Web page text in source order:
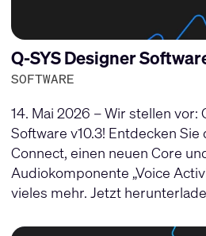
Q-SYS Designer
SOFTWARE
14. Mai 2026 – Wir stellen vor:
Software v10.3! Entdecken
Connect, einen neuen Core
Audiokomponente „Voice
vieles mehr. Jetzt